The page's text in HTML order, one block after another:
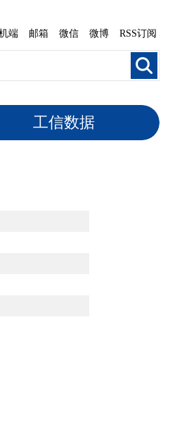
端 邮箱 微信 微博 RSS订阅
工信数据